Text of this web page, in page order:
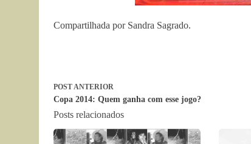
Compartilhada por Sandra Sagrado.
POSTANTERIOR
Copa 2014: Quem ganha com esse jogo?
Posts relacionados